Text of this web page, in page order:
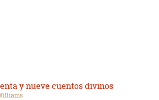
y nueve cuentos divinos